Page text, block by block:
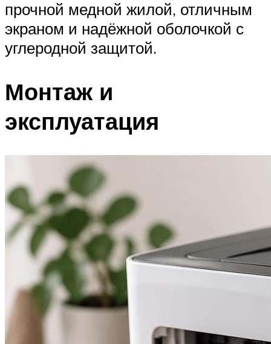
прочной медной жилой, отличным
экраном и надёжной оболочкой с
углеродной защитой.
Монтаж и
эксплуатация